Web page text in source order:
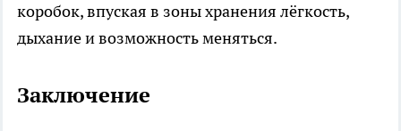
коробок, впуская в зоны хранения лёгкость,
дыхание и возможность меняться.
Заключение